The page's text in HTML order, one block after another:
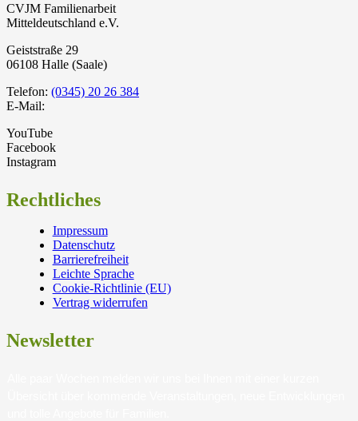
CVJM Familienarbeit
Mitteldeutschland e.V.
Geiststraße 29
06108 Halle (Saale)
Telefon: (0345) 20 26 384
E-Mail:
YouTube
Facebook
Instagram
Rechtliches
Impressum
Datenschutz
Barrierefreiheit
Leichte Sprache
Cookie-Richtlinie (EU)
Vertrag widerrufen
Newsletter